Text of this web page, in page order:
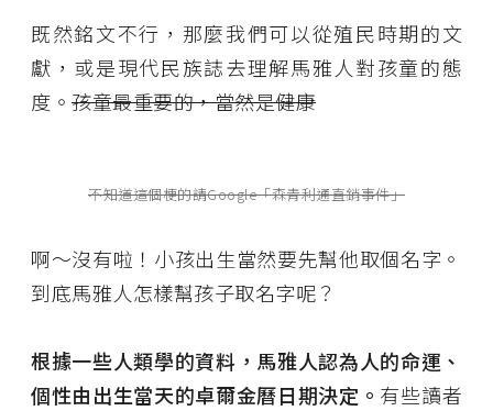
既然銘文不行，那麼我們可以從殖民時期的文
獻，或是現代民族誌去理解馬雅人對孩童的態
度。 孩童最重要的，當然是健康
不知道這個梗的請Google「森青利通直銷事件」
啊～沒有啦！小孩出生當然要先幫他取個名字。
到底馬雅人怎樣幫孩子取名字呢？
根據一些人類學的資料，馬雅人認為人的命運、
個性由出生當天的卓爾金曆日期決定。 有些讀者